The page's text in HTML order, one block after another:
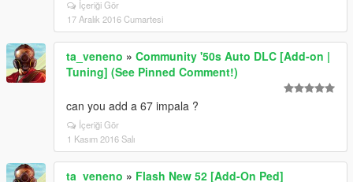
İçeriği Gör
17 Aralık 2016 Cumartesi
ta_veneno » Community '50s Auto DLC [Add-on |
Tuning] (See Pinned Comment!)
can you add a 67 impala ?
İçeriği Gör
1 Kasım 2016 Salı
ta_veneno » Flash New 52 [Add-On Ped]